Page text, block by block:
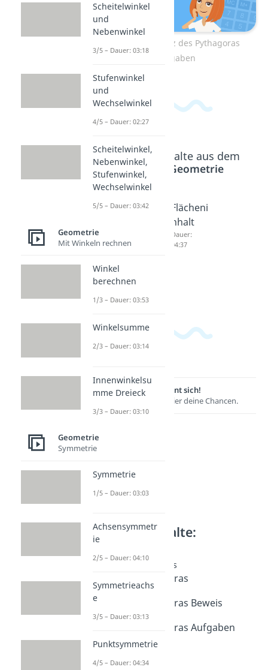
Zum Video: Satz des Pythagoras
Aufgaben
Beliebte Inhalte aus dem
Bereich
Geometrie
Geomet
Formen
Figuren
Dauer:
Vieleck
Flächeni
nhalt
Dauer:
04:37
Lernen lohnt sich!
Entdecke hier deine Chancen.
Weitere Inhalte:
Geometrie
Satz des Pythagoras
Satz des Pythagoras
Dauer: 03:22
Satz des Pythagoras Beweis
Dauer: 03:08
Satz des Pythagoras Aufgaben
Dauer: 03:43
a² + b² = c²
Dauer: 04:31
Scheitelwinkel
und
Nebenwinkel
3/5 – Dauer: 03:18
Stufenwinkel
und
Wechselwinkel
4/5 – Dauer: 02:27
Scheitelwinkel,
Nebenwinkel,
Stufenwinkel,
Wechselwinkel
5/5 – Dauer: 03:42
Geometrie
Mit Winkeln rechnen
Winkel
berechnen
1/3 – Dauer: 03:53
Winkelsumme
2/3 – Dauer: 03:14
Innenwinkelsu
mme Dreieck
3/3 – Dauer: 03:10
Geometrie
Symmetrie
Symmetrie
1/5 – Dauer: 03:03
Achsensymmetr
ie
2/5 – Dauer: 04:10
Symmetrieachs
e
3/5 – Dauer: 03:13
Punktsymmetrie
4/5 – Dauer: 04:34